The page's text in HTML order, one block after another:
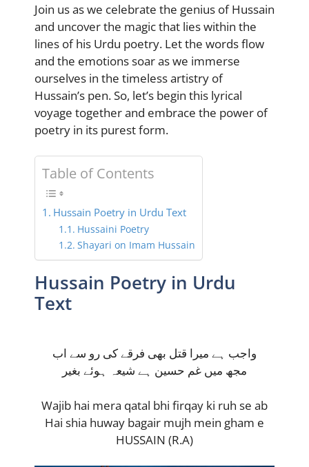
Join us as we celebrate the genius of Hussain
and uncover the magic that lies within the
lines of his Urdu poetry. Let the words flow
and the emotions soar as we immerse
ourselves in the timeless artistry of
Hussain’s pen. So, let’s begin this lyrical
voyage together and embrace the power of
poetry in its purest form.
Table of Contents
Hussain Poetry in Urdu Text
Hussaini Poetry
Shayari on Imam Hussain
Hussain Poetry in Urdu
Text
واجب ہے میرا قتل بھی فرقے کی رو سے اب
مجھ میں غم حسین ہے شیعہ ہوئے بغیر
Wajib hai mera qatal bhi firqay ki ruh se ab
Hai shia huway bagair mujh mein gham e
HUSSAIN (R.A)